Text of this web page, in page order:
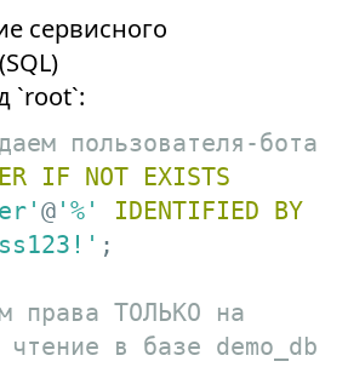
сервисного
`root`:
пользователя-бота
IF NOT EXISTS
@'%' IDENTIFIED BY
;
права ТОЛЬКО на
в базе demo_db